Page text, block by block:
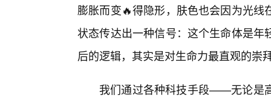
膨胀而变🔥得隐形，肤色也会因为光
状态传达出一种信号：这个生命体是
后的逻辑，其实是对生命力最直观的崇
我们通过各种科技手段——无论是